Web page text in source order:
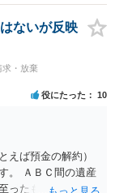
護士に具体的な事
律相談を受けるこ
ないが反映
・放棄
役にたった 10
えば預金の解約）
。 ＡＢＣ間の遺産
ったものであって